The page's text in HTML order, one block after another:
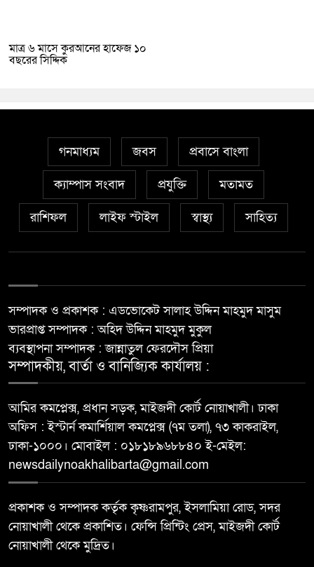
মাত্র ৬ মাসে কুরআনের হাফেজ ১০
বছরের সিদ্দিক
গনমাধ্যম জবস প্রবাসে বাংলা
ক্যাম্পাস সংবাদ প্রযুক্তি মতামত
রাশিফল লাইফ স্টাইল স্বাস্থ্য সাহিত্য
সম্পাদক ও প্রকাশক : এডভোকেট সালাহ উদ্দিন মাহমুদ মাসুম
ভারপ্রাপ্ত সম্পাদক : অহিদ উদ্দিন মাহমুদ মুকুল
ব্যবস্থাপনা সম্পাদক : জান্নাতুল ফেরদৌস প্রিয়া
সম্পাদকীয়, বার্তা ও বানিজ্যিক কার্যালয় :
আমির কমপ্লেক্স, প্রধান সড়ক, মাইজদী কোর্ট নোয়াখালী। ঢাকা
অফিস : ইস্টার্ন কমার্শিয়াল কমপ্লেক্স (৭ম তলা), ৭৩ কাকরাইল,
ঢাকা-১০০০। মোবাইল : ০১৮১৮৯৬৮৮৪০ ই-মেইল:
newsdailynoakhalibarta@gmail.com
প্রকাশক ও সম্পাদক কর্তৃক কৃষ্ণরামপুর, ইসলামিয়া রোড, সদর
নোয়াখালী থেকে প্রকাশিত। ফেন্সি প্রিন্টিং প্রেস, মাইজদী কোর্ট
নোয়াখালী থেকে মুদ্রিত।